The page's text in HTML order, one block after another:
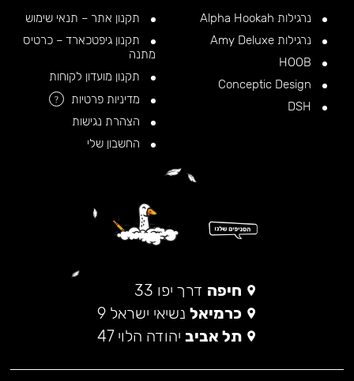
נרגילות Alpha Hookah
נרגילות Amy Deluxe
תקנון אתר – תנאי שימוש
תקנון גיפטכארד – כרטיס
מתנה
תקנון מועדון לקוחות
מדיניות פרטיות
?
הצהרת נגישות
החשבון שלי
חיפה דרך יפו 33
כרמיאל נשיאי ישראל 9
תל אביב יהודה הלוי 47